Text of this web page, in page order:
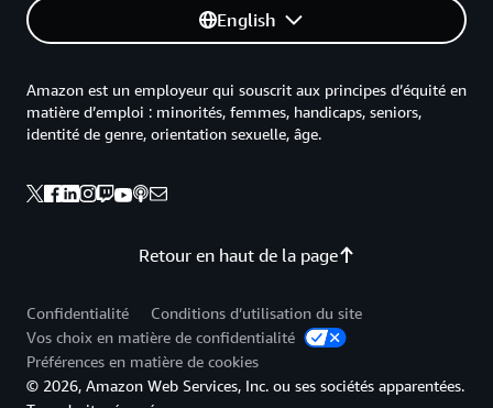
English
Retour en haut de la page
Amazon est un employeur qui souscrit aux principes d’équité en
matière d’emploi : minorités, femmes, handicaps, seniors,
identité de genre, orientation sexuelle, âge.
Confidentialité
Conditions d’utilisation du site
Vos choix en matière de confidentialité
Préférences en matière de cookies
© 2026, Amazon Web Services, Inc. ou ses sociétés apparentées.